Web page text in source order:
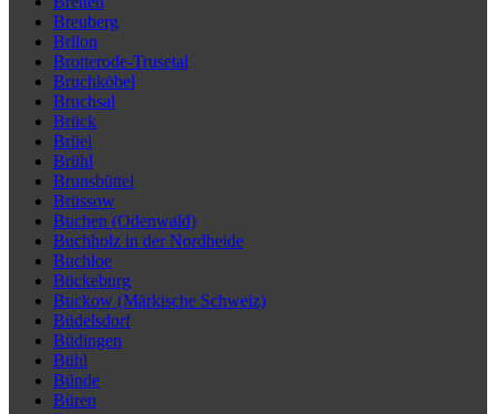
Breuberg
Brilon
Brotterode-Trusetal
Bruchköbel
Bruchsal
Brück
Brüel
Brühl
Brunsbüttel
Brüssow
Buchen (Odenwald)
Buchholz in der Nordheide
Buchloe
Bückeburg
Buckow (Märkische Schweiz)
Büdelsdorf
Büdingen
Bühl
Bünde
Büren